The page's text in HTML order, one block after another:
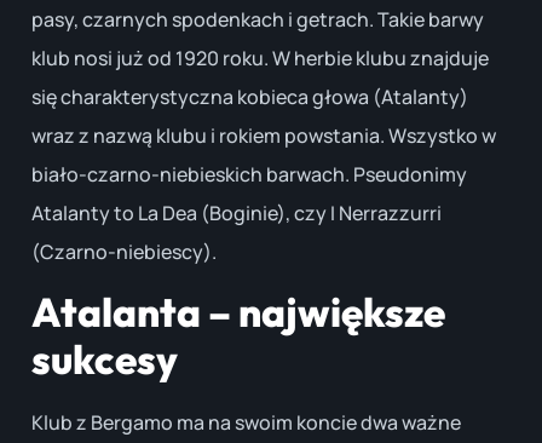
pasy, czarnych spodenkach i getrach. Takie barwy
klub nosi już od 1920 roku. W herbie klubu znajduje
się charakterystyczna kobieca głowa (Atalanty)
wraz z nazwą klubu i rokiem powstania. Wszystko w
biało-czarno-niebieskich barwach. Pseudonimy
Atalanty to La Dea (Boginie), czy I Nerrazzurri
(Czarno-niebiescy).
Atalanta – największe
sukcesy
Klub z Bergamo ma na swoim koncie dwa ważne